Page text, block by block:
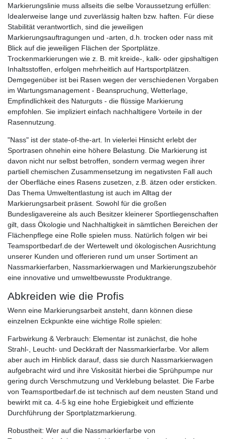
Markierungslinie muss allseits die selbe Voraussetzung erfüllen:
Idealerweise lange und zuverlässig halten bzw. haften. Für diese
Stabilität verantwortlich, sind die jeweiligen
Markierungsauftragungen und -arten, d.h. trocken oder nass mit
Blick auf die jeweiligen Flächen der Sportplätze.
Trockenmarkierungen wie z. B. mit kreide-, kalk- oder gipshaltigen
Inhaltsstoffen, erfolgen mehrheitlich auf Hartsportplätzen.
Demgegenüber ist bei Rasen wegen der verschiedenen Vorgaben
im Wartungsmanagement - Beanspruchung, Wetterlage,
Empfindlichkeit des Naturguts - die flüssige Markierung
empfohlen. Sie impliziert einfach nachhaltigere Vorteile in der
Rasennutzung.
"Nass" ist der state-of-the-art. In vielerlei Hinsicht erlebt der
Sportrasen ohnehin eine höhere Belastung. Die Markierung ist
davon nicht nur selbst betroffen, sondern vermag wegen ihrer
partiell chemischen Zusammensetzung im negativsten Fall auch
der Oberfläche eines Rasens zusetzen, z.B. ätzen oder ersticken.
Das Thema Umweltentlastung ist auch im Alltag der
Markierungsarbeit präsent. Sowohl für die großen
Bundesligavereine als auch Besitzer kleinerer Sportliegenschaften
gilt, dass Ökologie und Nachhaltigkeit in sämtlichen Bereichen der
Flächenpflege eine Rolle spielen muss. Natürlich folgen wir bei
Teamsportbedarf.de der Wertewelt und ökologischen Ausrichtung
unserer Kunden und offerieren rund um unser Sortiment an
Nassmarkierfarben, Nassmarkierwagen und Markierungszubehör
eine innovative und umweltbewusste Produktrange.
Abkreiden wie die Profis
Wenn eine Markierungsarbeit ansteht, dann können diese
einzelnen Eckpunkte eine wichtige Rolle spielen:
Farbwirkung & Verbrauch: Elementar ist zunächst, die hohe
Strahl-, Leucht- und Deckkraft der Nassmarkierfarbe. Vor allem
aber auch im Hinblick darauf, dass sie durch Nassmarkierwagen
aufgebracht wird und ihre Viskosität hierbei die Sprühpumpe nur
gering durch Verschmutzung und Verklebung belastet. Die Farbe
von Teamsportbedarf.de ist technisch auf dem neusten Stand und
bewirkt mit ca. 4-5 kg eine hohe Ergiebigkeit und effiziente
Durchführung der Sportplatzmarkierung.
Robustheit: Wer auf die Nassmarkierfarbe von